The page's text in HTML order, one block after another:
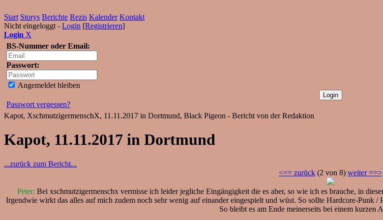
Start Storys Berichte Rezis Kalender Kontakt
Nicht eingeloggt - Login [Registrieren]
Login X
BS-Nummer oder Email:
Passwort:
Angemeldet bleiben
Passwort vergessen?
Kapot, XschmutzigermenschX, 11.11.2017 in Dortmund, Black Pigeon - Bericht von der Redaktion
Kapot, 11.11.2017 in Dortmund
...zurück zum Bericht...
<== zurück (2 von 8) weiter ==>
Peter: Bei xschmutzigermenschx vermisse ich leider jegliche Eingängigkeit die es aber, so wie ich es brauche, in
Irgendwie wirkt das alles auf mich zudem noch sehr wenig auf einander eingespielt und wüst. So sollte Hardcore-Punk
So bleibt es am Ende meinerseits bei einem kurzen